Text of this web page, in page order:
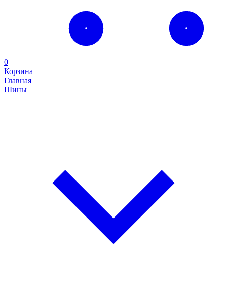
0
Корзина
Главная
Шины